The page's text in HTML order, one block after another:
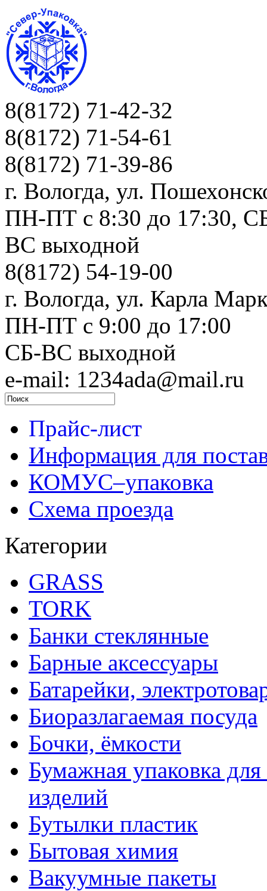
8(8172) 71-42-32
8(8172) 71-54-61
8(8172) 71-39-86
г. Вологда, ул.
ПН-ПТ c 8:30 до 17:30,
ВС выходной
8(8172) 54-19-00
г. Вологда, ул. Карла
ПН-ПТ c 9:00 до 17:00
СБ-ВС выходной
e-mail: 1234ada@mail.ru
Прайс-лист
Информация для
КОМУС–упаковка
Схема проезда
Категории
GRASS
TORK
Банки стеклянные
Барные аксессуары
Батарейки,
Биоразлагаемая посуда
Бочки, ёмкости
Бумажная упаковка
изделий
Бутылки пластик
Бытовая химия
Вакуумные пакеты